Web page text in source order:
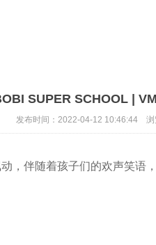
SUPER SCHOOL |
发布时间：2022-04-12 10:46:44 浏
，伴随着孩子们的欢声笑语